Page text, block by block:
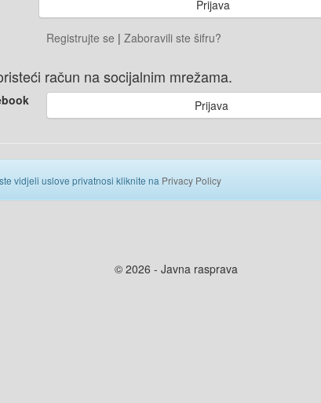
Registrujte se | Zaboravili ste šifru?
račun na socijalnim mrežama.
Prijava
vidjeli uslove privatnosi kliknite na Privacy Policy
© 2026 - Javna rasprava